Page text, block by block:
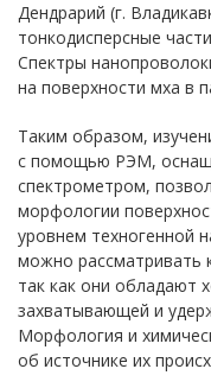
Дендрарий (г.
тонкодисперсные
Спектры
на поверхности мха в
Таким образом,
с помощью РЭМ,
спектрометром,
морфологии
уровнем техногенной
можно рассматривать
так как они обладают
захватывающей и
Морфология и
об источнике их